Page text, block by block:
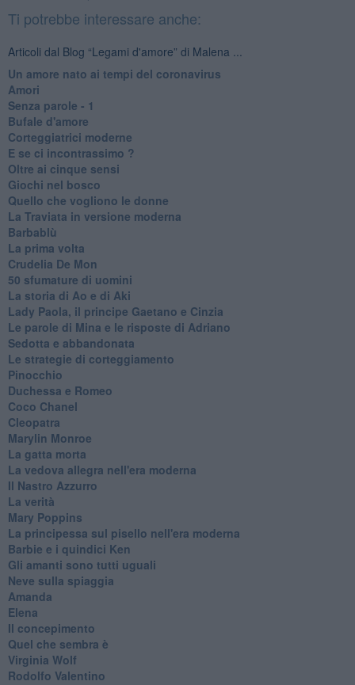
Ti potrebbe interessare anche:
Articoli dal Blog “Legami d'amore” di Malena ...
Un amore nato ai tempi del coronavirus
Amori
Senza parole - 1
Bufale d'amore
Corteggiatrici moderne
E se ci incontrassimo ?
Oltre ai cinque sensi
Giochi nel bosco
Quello che vogliono le donne
La Traviata in versione moderna
Barbablù
La prima volta
Crudelia De Mon
50 sfumature di uomini
La storia di Ao e di Aki
Lady Paola, il principe Gaetano e Cinzia
Le parole di Mina e le risposte di Adriano
Sedotta e abbandonata
Le strategie di corteggiamento
Pinocchio
Duchessa e Romeo
Coco Chanel
Cleopatra
Marylin Monroe
La gatta morta
La vedova allegra nell'era moderna
​Il Nastro Azzurro
La verità
Mary Poppins
La principessa sul pisello nell'era moderna
Barbie e i quindici Ken
Gli amanti sono tutti uguali
Neve sulla spiaggia
Amanda
Elena
Il concepimento
Quel che sembra è
Virginia Wolf
Rodolfo Valentino